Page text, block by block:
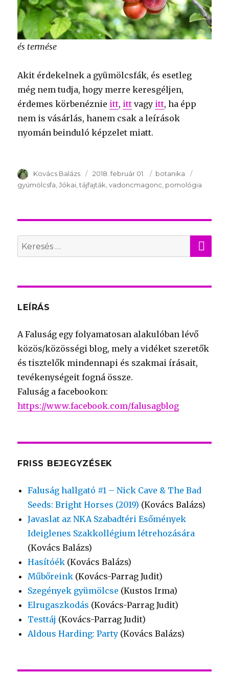
és termése
Akit érdekelnek a gyümölcsfák, és esetleg
még nem tudja, hogy merre keresgéljen,
érdemes körbenéznie itt, itt vagy itt, ha épp
nem is vásárlás, hanem csak a leírások
nyomán beinduló képzelet miatt.
Szerző
Kovács Balázs Publikálva
2018. február 01. Témakör
botanika
gyümölcsfa Jókai tájfajták vadoncmagonc pomológia
Search
for:
LEÍRÁS
A Faluság egy folyamatosan alakulóban lévő
közös/közösségi blog, mely a vidéket szeretők
és tisztelők mindennapi és szakmai írásait,
tevékenységeit fogná össze.
Faluság a facebookon:
https://www.facebook.com/falusagblog
FRISS BEJEGYZÉSEK
Faluság hallgató #1 – Nick Cave & The Bad
Seeds: Bright Horses (2019) (Kovács Balázs)
Javaslat az NKA Szabadtéri Esőmények
Ideiglenes Szakkollégium létrehozására
(Kovács Balázs)
Hasítóék (Kovács Balázs)
Műbőreink (Kovács-Parrag Judit)
Szegények gyümölcse (Kustos Irma)
Elrugaszkodás (Kovács-Parrag Judit)
Testtáj (Kovács-Parrag Judit)
Aldous Harding: Party (Kovács Balázs)